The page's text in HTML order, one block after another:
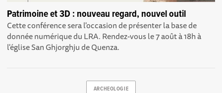
Patrimoine et 3D : nouveau regard, nouvel outil
Cette conférence sera l'occasion de présenter la base de
donnée numérique du LRA. Rendez-vous le 7 août à 18h à
l'église San Ghjorghju de Quenza.
ARCHEOLOGIE